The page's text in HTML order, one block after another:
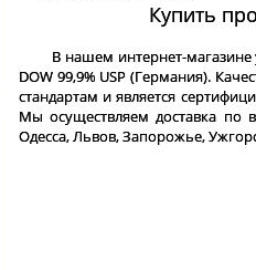
Купить
В нашем интернет-магазине
DOW 99,9% USP (Германия).
стандартам и является
Мы осуществляем доставка по
Одесса, Львов, Запорожье,